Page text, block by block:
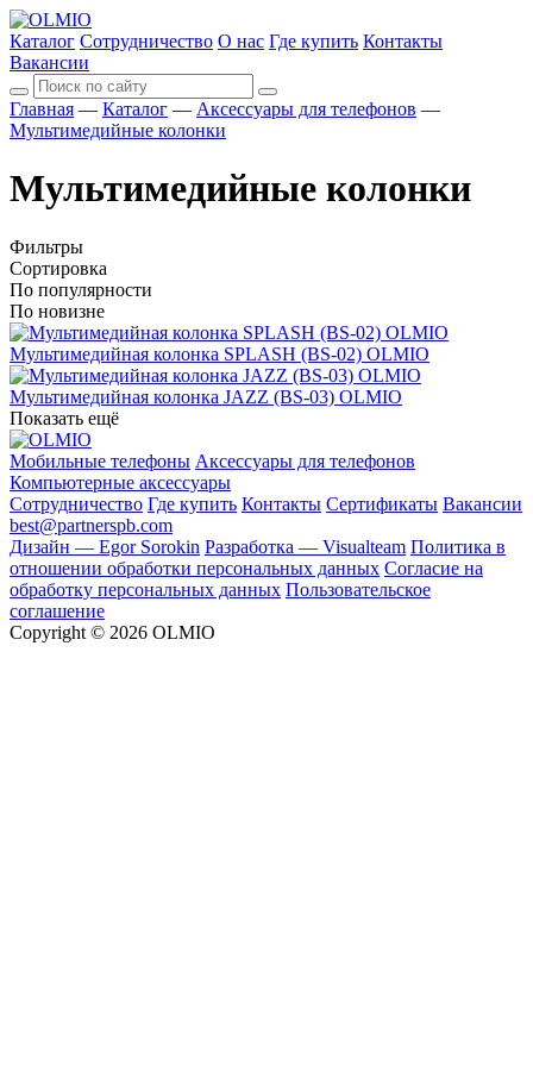
Каталог Сотрудничество О нас Где купить Контакты
Вакансии
Главная — Каталог — Аксессуары для телефонов —
Мультимедийные колонки
Мультимедийные колонки
Фильтры
Сортировка
По популярности
По новизне
Мультимедийная колонка SPLASH (BS-02) OLMIO
Мультимедийная колонка JAZZ (BS-03) OLMIO
Показать ещё
Мобильные телефоны Аксессуары для телефонов
Компьютерные аксессуары
Сотрудничество Где купить Контакты Сертификаты Вакансии
best@partnerspb.com
Дизайн — Egor Sorokin Разработка — Visualteam Политика в
отношении обработки персональных данных Согласие на
обработку персональных данных Пользовательское
соглашение
Copyright © 2026 OLMIO